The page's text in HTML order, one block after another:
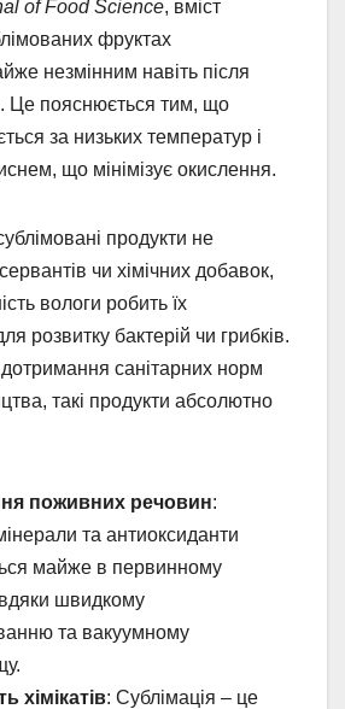
of Food Science, вміст
фруктах
незмінним навіть після
Це пояснюється тим, що
за низьких температур і
що мінімізує окислення.
продукти не
чи хімічних добавок,
вологи робить їх
розвитку бактерій чи грибків.
санітарних норм
такі продукти абсолютно
поживних речовин:
та антиоксиданти
майже в первинному
швидкому
та вакуумному
хімікатів: Сублімація – це